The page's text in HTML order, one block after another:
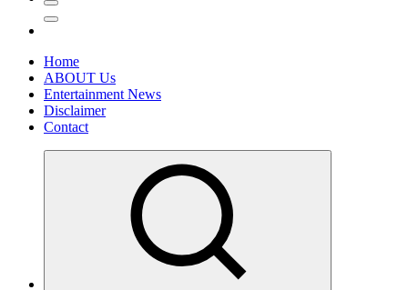
Home
ABOUT Us
Entertainment News
Disclaimer
Contact